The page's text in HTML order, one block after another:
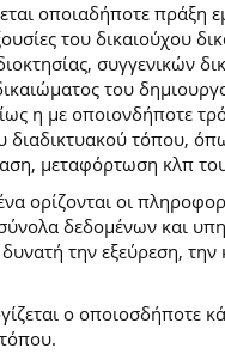
οποιαδήποτε πράξη
του δικαιούχου
συγγενικών
του
η με οποιονδήποτε
διαδικτυακού τόπου,
μεταφόρτωση κλπ
ορίζονται οι
δεδομένων και
την εξεύρεση,
ο οποιοσδήποτε